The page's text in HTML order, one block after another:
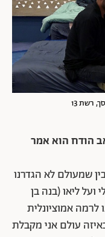
רשת 13
הודח הוא אמר
שמעולם לא הגדרנו
ליאו (בנה בן
לרמה אמוציונלית
עולם אני מקבלת